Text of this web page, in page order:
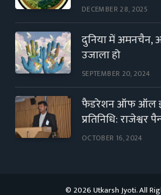
DECEMBER 28, 2025
दुनिया में अमनचैन,
उजाला हो
SEPTEMBER 20, 2024
फैडरेशन ऑफ ऑल
प्रतिनिधि: राजेश्वर
OCTOBER 16, 2024
© 2026 Utkarsh Jyoti. All